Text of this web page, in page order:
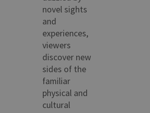
novel sights
and
experiences,
viewers
discover new
sides of the
familiar
physical and
cultural